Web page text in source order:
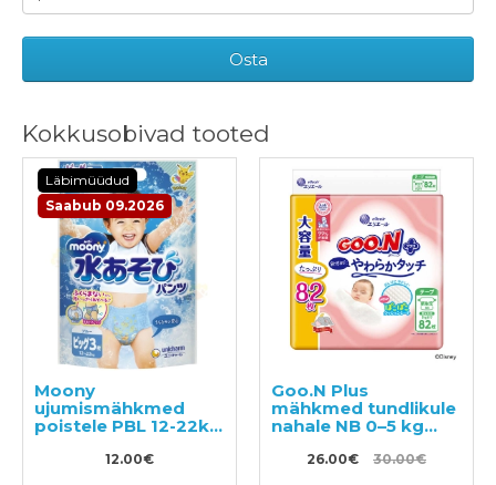
Osta
Kokkusobivad tooted
Läbimüüdud
Saabub 09.2026
Moony
ujumismähkmed
poistele PBL 12-22kg
12.00€
Goo.N Plus
mähkmed tundlikule
nahale NB 0–5 kg
26.00€ 30.00€